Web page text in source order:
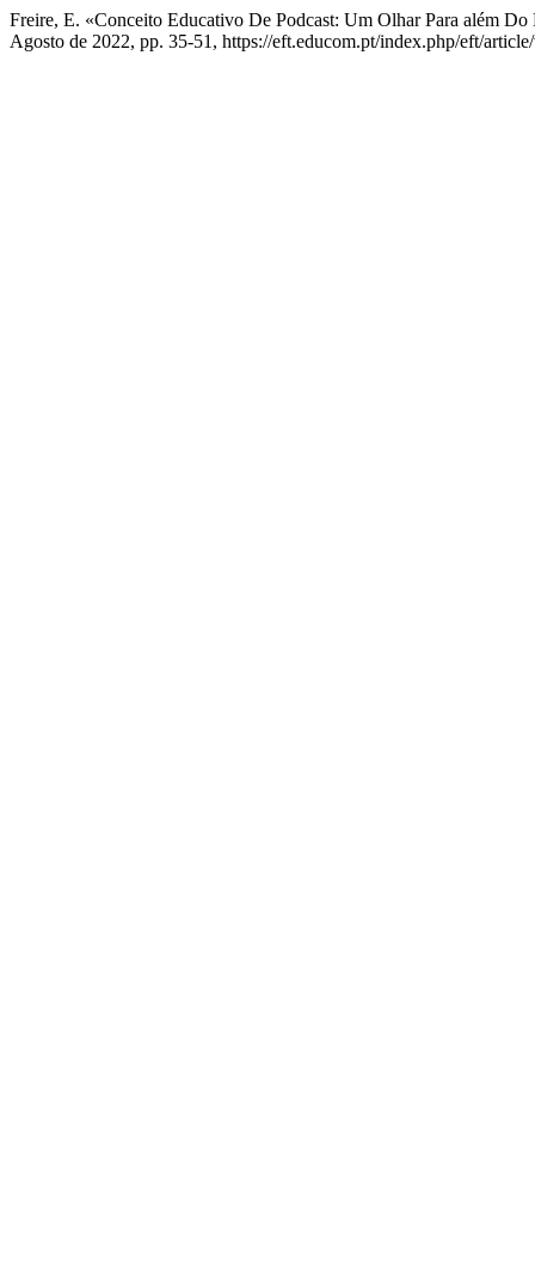
Freire, E. «Conceito Educativo De Podcast: Um Olhar Para além
Agosto de 2022, pp. 35-51, https://eft.educom.pt/index.php/eft/